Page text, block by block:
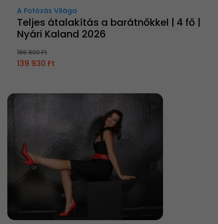
A Fotózás Világa
Teljes átalakítás a barátnőkkel | 4 fő |
Nyári Kaland 2026
199 900 Ft
139 930 Ft